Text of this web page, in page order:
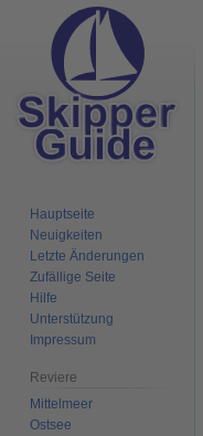
Hauptseite
Neuigkeiten
Letzte Änderungen
Zufällige Seite
Hilfe
Unterstützung
Impressum
Reviere
Mittelmeer
Ostsee